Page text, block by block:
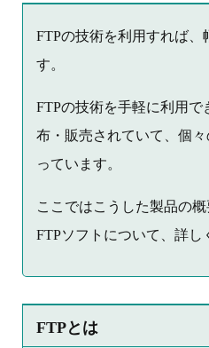
FTPの技術を利用すれば、
す。
FTPの技術を手軽に利用で
布・販売されていて、個
っています。
ここではこうした製品の
FTPソフトについて、詳し
FTPとは